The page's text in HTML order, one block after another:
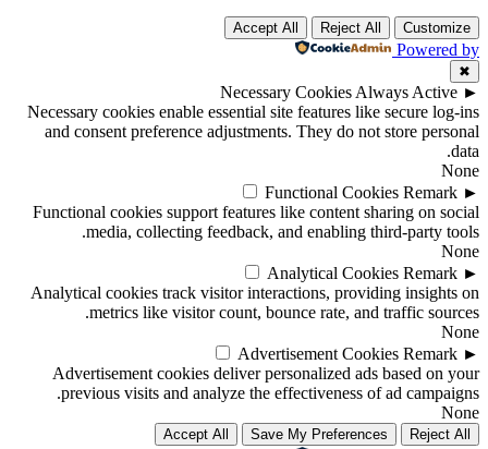
Customize
Reject All
Accept All
Powered by
✖
►
Necessary Cookies Always Active
Necessary cookies enable essential site features like secure log-ins
and consent preference adjustments. They do not store personal
data.
None
►
Functional Cookies Remark
Functional cookies support features like content sharing on social
media, collecting feedback, and enabling third-party tools.
None
►
Analytical Cookies Remark
Analytical cookies track visitor interactions, providing insights on
metrics like visitor count, bounce rate, and traffic sources.
None
►
Advertisement Cookies Remark
Advertisement cookies deliver personalized ads based on your
previous visits and analyze the effectiveness of ad campaigns.
None
Reject All
Save My Preferences
Accept All